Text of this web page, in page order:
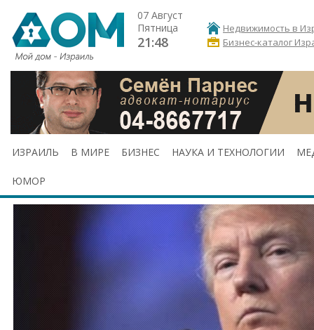
07 Август
Пятница
21:48
Недвижимость в
Бизнес-каталог
ИЗРАИЛЬ В МИРЕ БИЗНЕС НАУКА И ТЕХНОЛОГИИ
ЮМОР